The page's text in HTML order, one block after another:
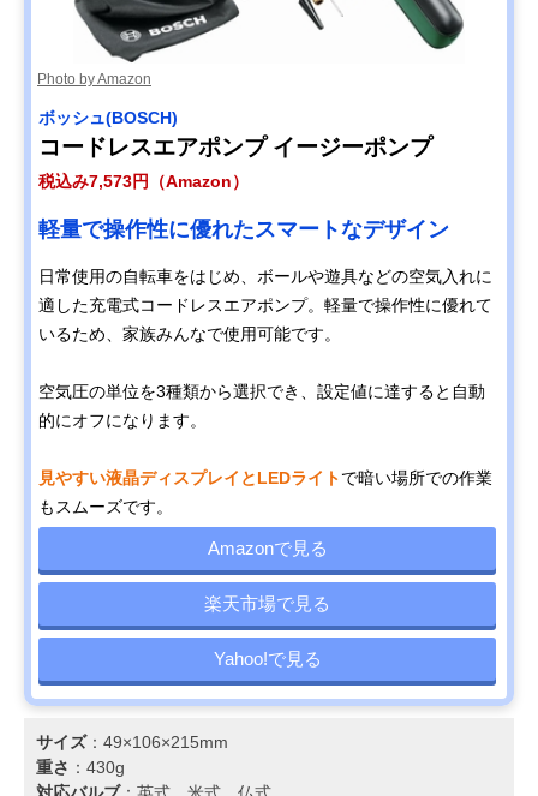
Photo by Amazon
ボッシュ(BOSCH)
コードレスエアポンプ イージーポンプ
税込み7,573円（Amazon）
軽量で操作性に優れたスマートなデザイン
日常使用の自転車をはじめ、ボールや遊具などの空気入れに
適した充電式コードレスエアポンプ。軽量で操作性に優れて
いるため、家族みんなで使用可能です。
空気圧の単位を3種類から選択でき、設定値に達すると自動
的にオフになります。
見やすい液晶ディスプレイとLEDライトで暗い場所での作業
もスムーズです。
Amazonで見る
楽天市場で見る
Yahoo!で見る
サイズ：49×106×215mm
重さ ：430g